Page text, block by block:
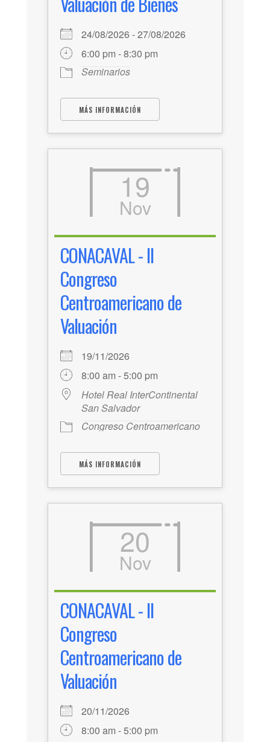
24/08/2026 - 27/08/2026
6:00 pm - 8:30 pm
Seminarios
MÁS INFORMACIÓN
19
Nov
CONACAVAL - II
Congreso
Centroamericano de
Valuación
19/11/2026
8:00 am - 5:00 pm
Hotel Real InterContinental
San Salvador
Congreso Centroamericano
MÁS INFORMACIÓN
20
Nov
CONACAVAL - II
Congreso
Centroamericano de
Valuación
20/11/2026
8:00 am - 5:00 pm